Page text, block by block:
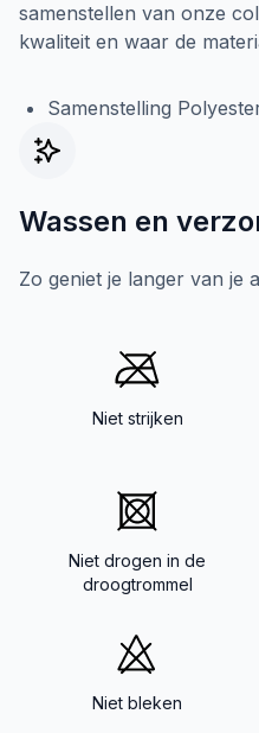
samenstellen van onze
kwaliteit en waar de
Samenstelling
Wassen en
Zo geniet je langer van je
Niet strijken
Niet drogen in de
droogtrommel
Niet bleken